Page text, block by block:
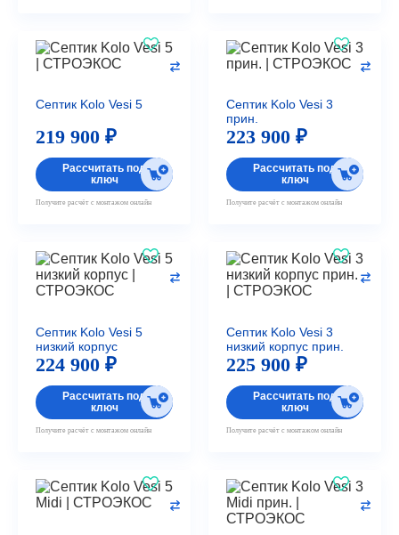
Септик Kolo Vesi 5
219 900 ₽
Рассчитать под
ключ
Получите расчёт с монтажом онлайн
Септик Kolo Vesi 3
прин.
223 900 ₽
Рассчитать под
ключ
Получите расчёт с монтажом онлайн
Септик Kolo Vesi 5
низкий корпус
224 900 ₽
Рассчитать под
ключ
Получите расчёт с монтажом онлайн
Септик Kolo Vesi 3
низкий корпус прин.
225 900 ₽
Рассчитать под
ключ
Получите расчёт с монтажом онлайн